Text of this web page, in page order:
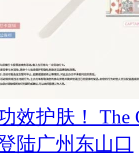
效护肤！ The
陆广州东山口